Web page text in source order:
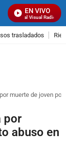
EN VIVO
Señal Visual Radio
trasladados
muerte de joven
por
abuso en